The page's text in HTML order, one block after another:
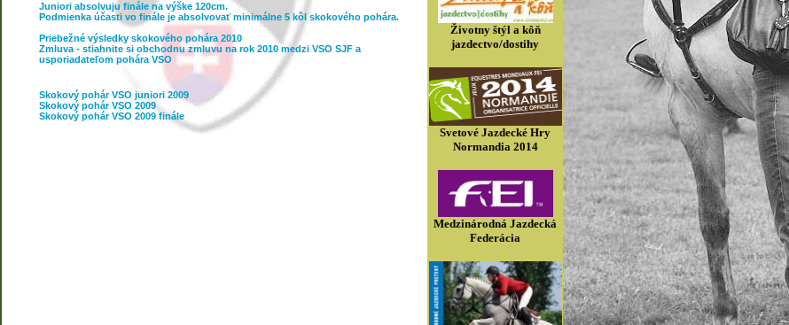
Juniori absolvuju finále na výške 120cm.
Podmienka účasti vo finále je absolvovať minimálne 5 kôl skokového pohára.
Priebežné výsledky skokového pohára 2010
Zmluva - stiahnite si obchodnu zmluvu na rok 2010 medzi VSO SJF a
usporiadateľom pohára VSO
Skokový pohár VSO juniori 2009
Skokový pohár VSO 2009
Skokový pohár VSO 2009 finále
Životny štýl a kôň
jazdectvo/dostihy
Svetové Jazdecké Hry
Normandia 2014
Medzinárodná Jazdecká
Federácia